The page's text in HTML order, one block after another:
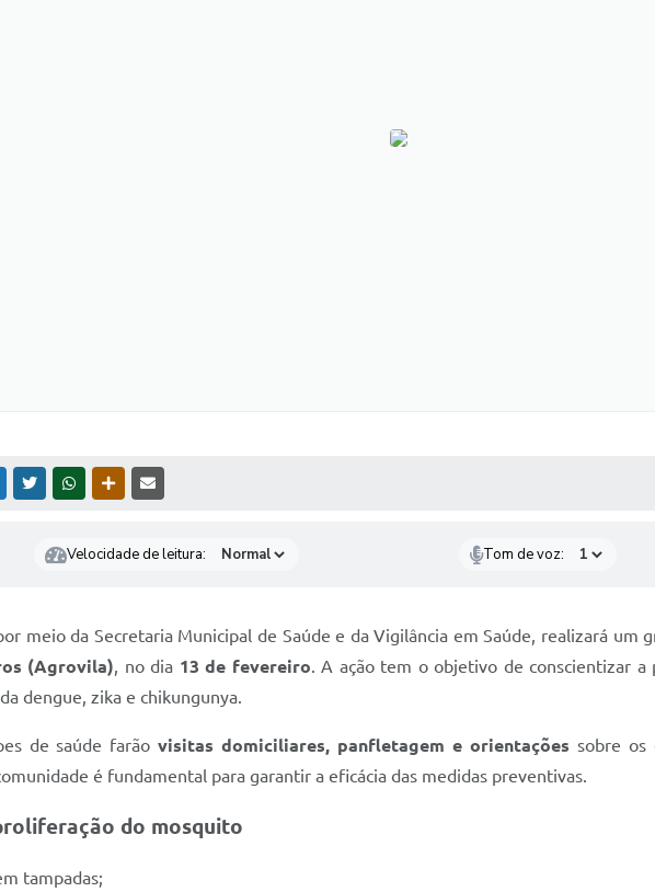
MESSENGER
TWITTERWHATSAPPOUTRAS MÍDIAS
Velocidade de leitura: Tom de voz:
meio da Secretaria Municipal de Saúde e da Vigilância em Saúde, realizará um
(Agrovila), no dia 13 de fevereiro. A ação tem o objetivo de conscientizar
dengue, zika e chikungunya.
de saúde farãovisitas domiciliares, panfletagem e orientações sobre os
é fundamental para garantir a eficácia das medidas preventivas.
do mosquito
tampadas;